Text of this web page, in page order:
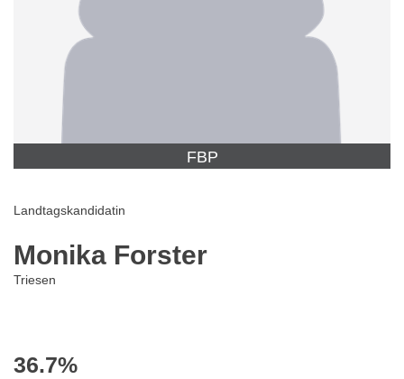
FBP
Landtagskandidatin
Monika Forster
Triesen
36.7%